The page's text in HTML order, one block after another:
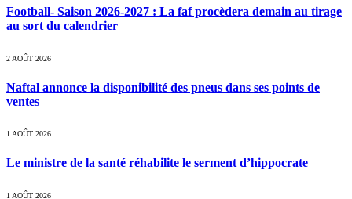
Football- Saison 2026-2027 : La faf procèdera demain au tirage
au sort du calendrier
2 AOÛT 2026
Naftal annonce la disponibilité des pneus dans ses points de
ventes
1 AOÛT 2026
Le ministre de la santé réhabilite le serment d’hippocrate
1 AOÛT 2026